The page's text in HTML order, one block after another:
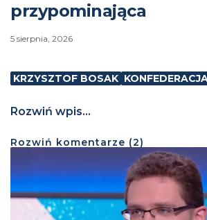
przypominająca
5 sierpnia, 2026
KRZYSZTOF BOSAK
Rozwiń wpis...
Rozwiń komentarze (2)